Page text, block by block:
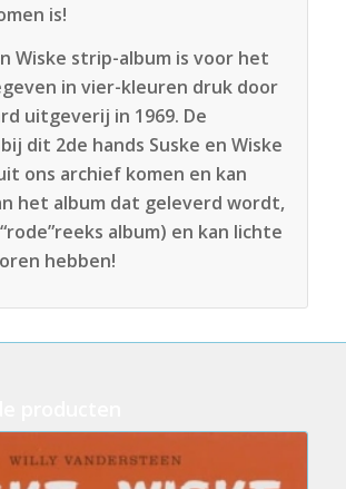
is!
Wiske strip-album is voor het
in vier-kleuren druk door
uitgeverij in 1969. De
dit 2de hands Suske en Wiske
ons archief komen en kan
het album dat geleverd wordt,
album) en kan lichte
hebben!